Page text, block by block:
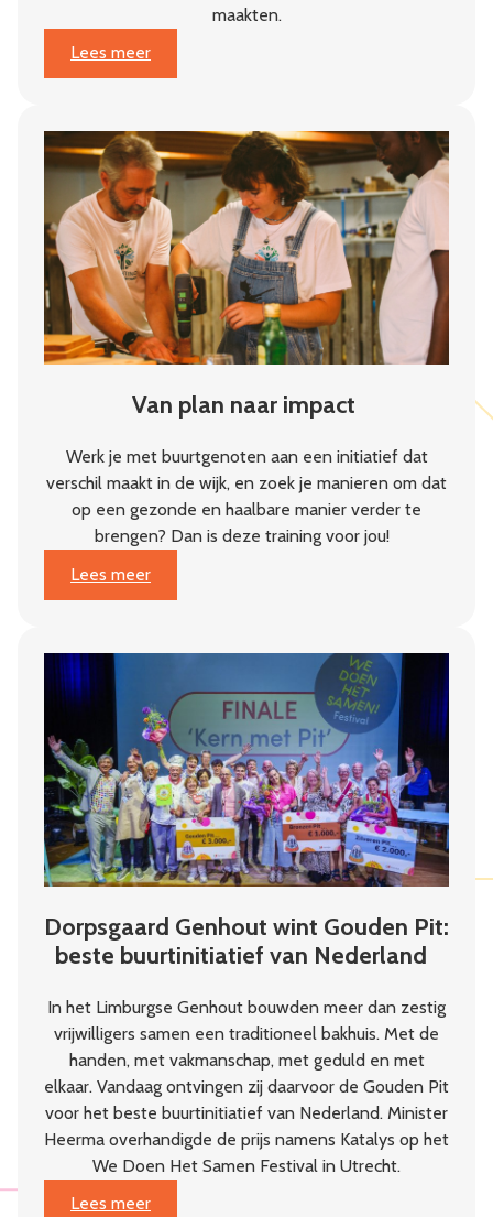
maakten.
Lees meer
:
Jaarbericht
Weerbaarheid
begint
in
de
buurt
Van plan naar impact
Werk je met buurtgenoten aan een initiatief dat
verschil maakt in de wijk, en zoek je manieren om dat
op een gezonde en haalbare manier verder te
brengen? Dan is deze training voor jou!
Lees meer
:
Van
naar
impact
Dorpsgaard Genhout wint Gouden Pit:
beste buurtinitiatief van Nederland
In het Limburgse Genhout bouwden meer dan zestig
vrijwilligers samen een traditioneel bakhuis. Met de
handen, met vakmanschap, met geduld en met
elkaar. Vandaag ontvingen zij daarvoor de Gouden Pit
voor het beste buurtinitiatief van Nederland. Minister
Heerma overhandigde de prijs namens Katalys op het
We Doen Het Samen Festival in Utrecht.
Lees meer
: